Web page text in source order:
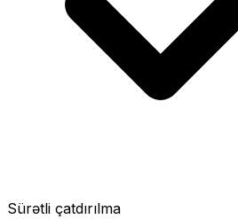
Sürətli çatdırılma